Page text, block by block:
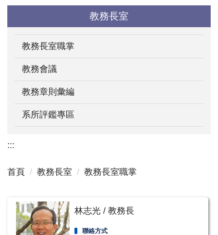
教務長室
教務長室職掌
教務會議
教務章則彙編
系所評鑑專區
:::
首頁 教務長室 教務長室職掌
林志光 / 教務長
聯絡方式